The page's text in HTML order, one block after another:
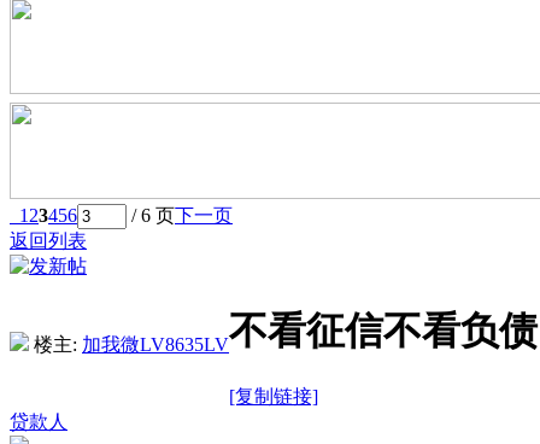
1 23456 / 6 页下一页
返回列表
楼主: 加我微LV8635LV不看征信不看负
[复制链接]
贷款人